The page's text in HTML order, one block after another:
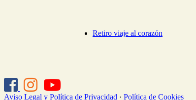
Retiro viaje al corazón
Aviso Legal y Política de Privacidad · Política de Cookies